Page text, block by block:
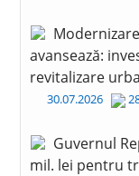
avansează:
revitalizare
30.07.2026
Guvernul
mil. lei pentru